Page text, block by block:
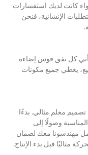
كانت لديك استفسارات
الإنشائية، فنحن
يأتي كل نفق قوس إضاءة
يغطي جميع مكونات
تصميم معلم مثالي. بدءًا
وصولًا إلى
مهندسونا معك لضمان
مثاليًا قبل بدء الإنتاج.